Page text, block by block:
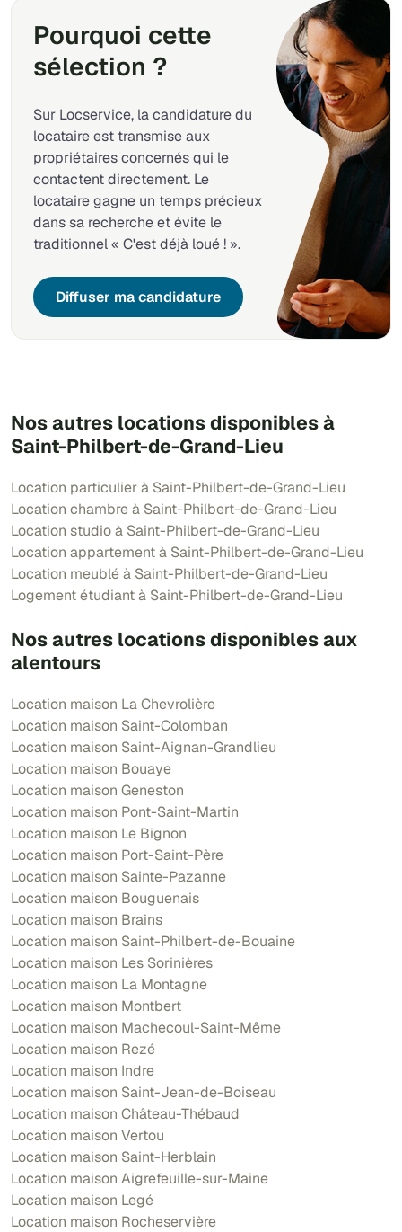
Pourquoi cette
sélection ?
Sur Locservice, la candidature du
locataire est transmise aux
propriétaires concernés qui le
contactent directement. Le
locataire gagne un temps précieux
dans sa recherche et évite le
traditionnel « C'est déjà loué ! ».
Diffuser ma candidature
Nos autres locations disponibles à
Saint-Philbert-de-Grand-Lieu
Location particulier à Saint-Philbert-de-Grand-Lieu
Location chambre à Saint-Philbert-de-Grand-Lieu
Location studio à Saint-Philbert-de-Grand-Lieu
Location appartement à Saint-Philbert-de-Grand-Lieu
Location meublé à Saint-Philbert-de-Grand-Lieu
Logement étudiant à Saint-Philbert-de-Grand-Lieu
Nos autres locations disponibles aux
alentours
Location maison La Chevrolière
Location maison Saint-Colomban
Location maison Saint-Aignan-Grandlieu
Location maison Bouaye
Location maison Geneston
Location maison Pont-Saint-Martin
Location maison Le Bignon
Location maison Port-Saint-Père
Location maison Sainte-Pazanne
Location maison Bouguenais
Location maison Brains
Location maison Saint-Philbert-de-Bouaine
Location maison Les Sorinières
Location maison La Montagne
Location maison Montbert
Location maison Machecoul-Saint-Même
Location maison Rezé
Location maison Indre
Location maison Saint-Jean-de-Boiseau
Location maison Château-Thébaud
Location maison Vertou
Location maison Saint-Herblain
Location maison Aigrefeuille-sur-Maine
Location maison Legé
Location maison Rocheservière